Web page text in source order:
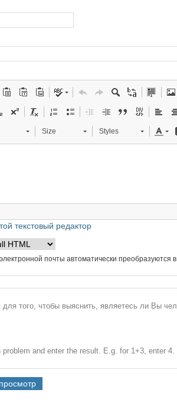
Size Styles
текстовый редактор
почты автоматически преобразуются
для того, чтобы выяснить, являетесь ли Вы
and enter the result. E.g. for 1+3, enter 4.